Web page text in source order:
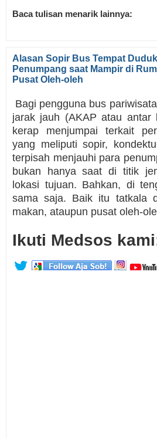
Baca tulisan menarik lainnya:
Alasan Sopir Bus Tempat
Penumpang saat Mampir di
Pusat Oleh-oleh
Bagi pengguna bus
jarak jauh (AKAP atau antar
kerap menjumpai terkait
yang meliputi sopir,
terpisah menjauhi para
bukan hanya saat di titik
lokasi tujuan. Bahkan, di
sama saja. Baik itu tatkala
makan, ataupun pusat oleh-
Ikuti Medsos